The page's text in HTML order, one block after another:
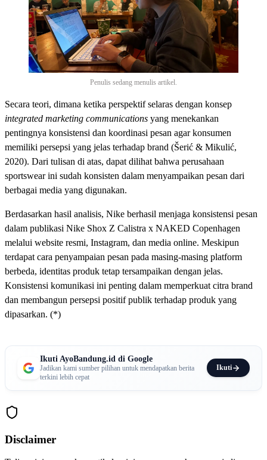
Penulis sedang menulis artikel.
Secara teori, dimana ketika perspektif selaras dengan konsep
integrated marketing communications yang menekankan
pentingnya konsistensi dan koordinasi pesan agar konsumen
memiliki persepsi yang jelas terhadap brand (Šerić & Mikulić,
2020). Dari tulisan di atas, dapat dilihat bahwa perusahaan
sportswear ini sudah konsisten dalam menyampaikan pesan dari
berbagai media yang digunakan.
Berdasarkan hasil analisis, Nike berhasil menjaga konsistensi pesan
dalam publikasi Nike Shox Z Calistra x NAKED Copenhagen
melalui website resmi, Instagram, dan media online. Meskipun
terdapat cara penyampaian pesan pada masing-masing platform
berbeda, identitas produk tetap tersampaikan dengan jelas.
Konsistensi komunikasi ini penting dalam memperkuat citra brand
dan membangun persepsi positif publik terhadap produk yang
dipasarkan. (*)
Ikuti AyoBandung.id di Google
Jadikan kami sumber pilihan untuk mendapatkan berita
terkini lebih cepat
Ikuti
Disclaimer